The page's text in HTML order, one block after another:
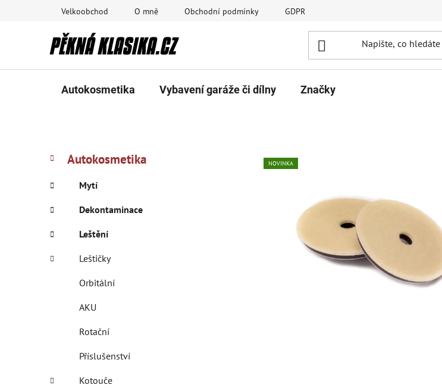
Velkoobchod O mně Obchodní podmínky GDPR
Autokosmetika Vybavení garáže či dílny Značky
P
s
r
a
n
Přeskočit
kategorie
K
a
e
g
o
r
e
Autokosmetika
Mytí
Dekontaminace
Leštění
Leštičky
Orbitální
AKU
Rotační
Příslušenství
Kotouče
NOVINKA